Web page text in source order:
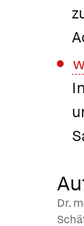
Dr.